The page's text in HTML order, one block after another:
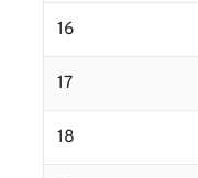
16
17
18